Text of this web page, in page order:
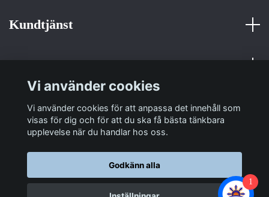
Kundtjänst
Sociala medier
© 2026 Sulit Trading
Vi använder cookies
Vi använder cookies för att anpassa det innehåll som
visas för dig och för att du ska få bästa tänkbara
upplevelse när du handlar hos oss.
Godkänn alla
1